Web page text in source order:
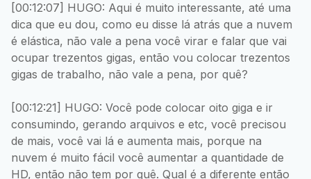
[00:12:07] HUGO: Aqui é muito interessante, até uma
dica que eu dou, como eu disse lá atrás que a nuvem
é elástica, não vale a pena você virar e falar que vai
ocupar trezentos gigas, então vou colocar trezentos
gigas de trabalho, não vale a pena, por quê?
[00:12:21] HUGO: Você pode colocar oito giga e ir
consumindo, gerando arquivos e etc, você precisou
de mais, você vai lá e aumenta mais, porque na
nuvem é muito fácil você aumentar a quantidade de
HD, então não tem por quê. Qual é a diferente então